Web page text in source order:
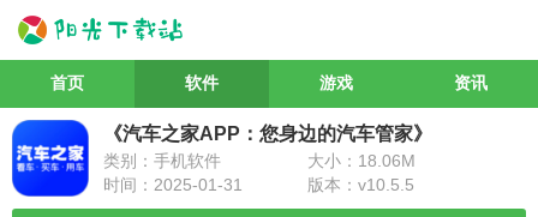
首页 软件 游戏 资讯
《汽车之家APP：您身边的汽车管家》
类别：手机软件
大小：18.06M
时间：2025-01-31
版本：v10.5.5